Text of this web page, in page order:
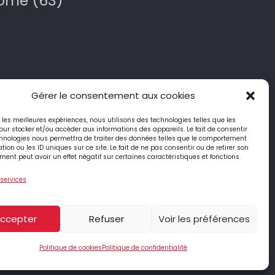
Gérer le consentement aux cookies
les meilleures expériences, nous utilisons des technologies telles que les
stocker et/ou accéder aux informations des appareils. Le fait de consentir
nous permettra de traiter des données telles que le comportement
ou les ID uniques sur ce site. Le fait de ne pas consentir ou de retirer son
peut avoir un effet négatif sur certaines caractéristiques et fonctions.
Refuser Voir les préférences
Politique de cookiesPolitique de confidentialité
4 Place Jean-Antoine Pourtier
63890 ST-AMANT-ROCHE-SAVINE
|Politique des Cookies